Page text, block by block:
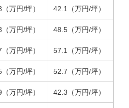
万円/坪） 42.1（万円/坪）
万円/坪） 48.5（万円/坪）
万円/坪） 57.1（万円/坪）
万円/坪） 52.7（万円/坪）
万円/坪） 42.3（万円/坪）